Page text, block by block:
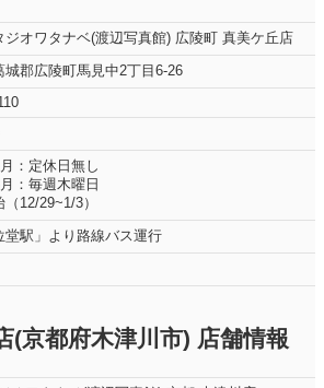
ジオワタナベ(渡辺写真館) 広陵町 真美ケ丘店
城郡広陵町馬見中2丁目6-26
：定休日無し
：毎週木曜日
12/29~1/3）
堂駅」より路線バス運行
(京都府木津川市) 店舗情報